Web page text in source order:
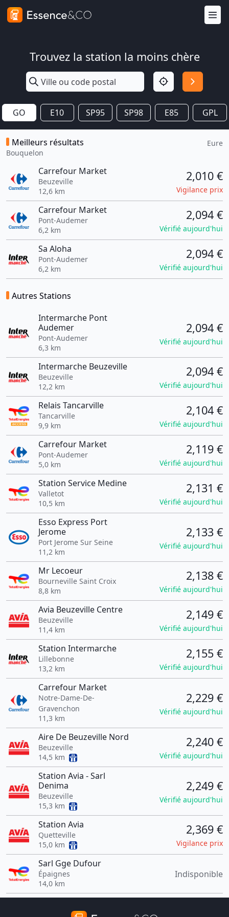
Trouvez la station la moins chère
GO E10 SP95 SP98 E85 GPL
Meilleurs résultats
Bouquelon
Eure
Carrefour Market
Beuzeville
12,6 km
2,010 €
Vigilance prix
Carrefour Market
Pont-Audemer
6,2 km
2,094 €
Vérifié aujourd'hui
Sa Aloha
Pont-Audemer
6,2 km
2,094 €
Vérifié aujourd'hui
Autres Stations
Intermarche Pont
Audemer
Pont-Audemer
6,3 km
2,094 €
Vérifié aujourd'hui
Intermarche Beuzeville
Beuzeville
12,2 km
2,094 €
Vérifié aujourd'hui
Relais Tancarville
Tancarville
9,9 km
2,104 €
Vérifié aujourd'hui
Carrefour Market
Pont-Audemer
5,0 km
2,119 €
Vérifié aujourd'hui
Station Service Medine
Valletot
10,5 km
2,131 €
Vérifié aujourd'hui
Esso Express Port
Jerome
Port Jerome Sur Seine
11,2 km
2,133 €
Vérifié aujourd'hui
Mr Lecoeur
Bourneville Saint Croix
8,8 km
2,138 €
Vérifié aujourd'hui
Avia Beuzeville Centre
Beuzeville
11,4 km
2,149 €
Vérifié aujourd'hui
Station Intermarche
Lillebonne
13,2 km
2,155 €
Vérifié aujourd'hui
Carrefour Market
Notre-Dame-De-
Gravenchon
11,3 km
2,229 €
Vérifié aujourd'hui
Aire De Beuzeville Nord
Beuzeville
14,5 km
2,240 €
Vérifié aujourd'hui
Station Avia - Sarl
Denima
Beuzeville
15,3 km
2,249 €
Vérifié aujourd'hui
Station Avia
Quetteville
15,0 km
2,369 €
Vigilance prix
Sarl Gge Dufour
Épaignes
14,0 km
Indisponible